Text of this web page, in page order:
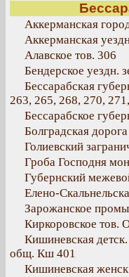
Аккерманская
Аккерманская
Алавское тов. 306
Бендерское уездн.
Бессарабская
263, 265, 268, 270,
Бессарабское
Болградская
Голиевский
Гроба Господня
Губернский
Елено-
Зарожанское
Киркоровское тов.
Кишиневская
общ. Кш 401
Кишиневская